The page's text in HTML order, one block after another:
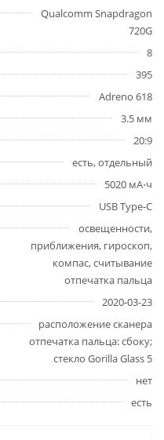
Qualcomm Snapdragon
720G
8
395
Adreno 618
3.5 мм
20:9
есть, отдельный
5020 мА⋅ч
USB Type-C
освещенности,
приближения, гироскоп,
компас, считывание
отпечатка пальца
2020-03-23
расположение сканера
отпечатка пальца: сбоку;
стекло Gorilla Glass 5
нет
есть